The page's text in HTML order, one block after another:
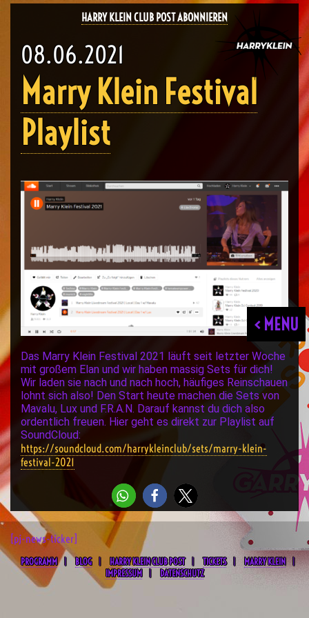
HARRY KLEIN CLUB POST ABONNIEREN
< MENU
08.06.2021
Marry Klein Festival
Playlist
Das Marry Klein Festival 2021 läuft seit letzter Woche
mit großem Elan und wir haben massig Sets für dich!
Wir laden sie nach und nach hoch, häufiges Reinschauen
lohnt sich also! Den Start heute machen die Sets von
Mavalu, Lux und F.R.A.N. Darauf kannst du dich also
ordentlich freuen. Hier geht es direkt zur Playlist auf
SoundCloud:
https://soundcloud.com/harrykleinclub/sets/marry-klein-
festival-2021
[pj-news-ticker]
PROGRAMM BLOG HARRY KLEIN CLUB POST TICKETS
MARRY KLEIN
IMPRESSUM
DATENSCHUTZ